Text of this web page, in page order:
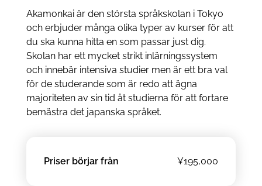
Akamonkai är den största språkskolan i Tokyo
och erbjuder många olika typer av kurser för att
du ska kunna hitta en som passar just dig.
Skolan har ett mycket strikt inlärningssystem
och innebär intensiva studier men är ett bra val
för de studerande som är redo att ägna
majoriteten av sin tid åt studierna för att fortare
bemästra det japanska språket.
Priser börjar från ¥195,000